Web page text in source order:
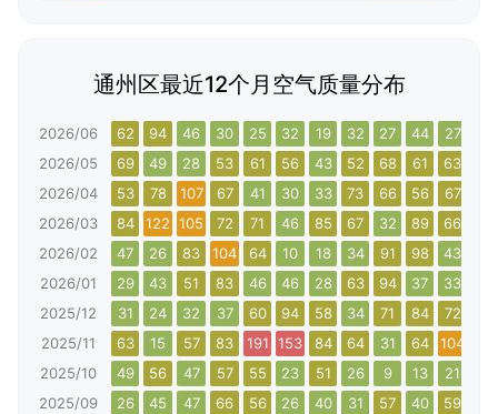
通州区最近12个月空气质量分布
2026/06 62 94 46 30 25 32 19 32 27 44 27
2026/05
69 49 28 53 61 56 43 52 68 61 63
2026/04
53 78 107 67 41 30 33 73 66 56 67
2026/03
84 122 105 72 71 46 85 67 32 89 66
2026/02
47 26 83 104 64 10 18 34 91 98 43
2026/01
29 43 51 83 46 46 28 63 94 37 33
2025/12
31 24 32 37 60 94 58 34 71 84 72
2025/11
63 15 57 83 191 153 84 64 31 64 104
2025/10
49 56 47 57 55 23 51 26 9 13 21
2025/09
26 45 47 66 56 26 40 31 57 40 59